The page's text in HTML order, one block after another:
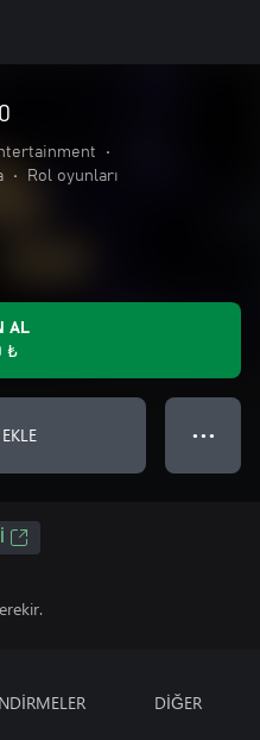
•
• Rol oyunları
AL
₺
● ● ●
DİĞER